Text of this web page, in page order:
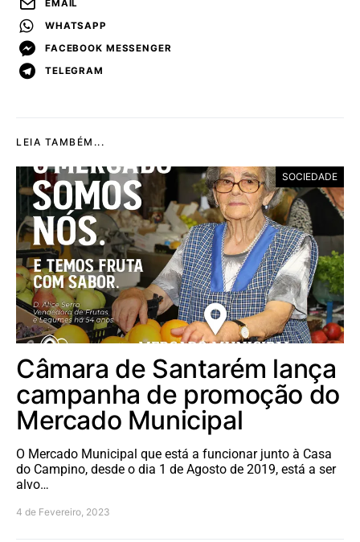
EMAIL
WHATSAPP
FACEBOOK MESSENGER
TELEGRAM
LEIA TAMBÉM...
SOCIEDADE
Câmara de Santarém lança
campanha de promoção do
Mercado Municipal
O Mercado Municipal que está a funcionar junto à Casa
do Campino, desde o dia 1 de Agosto de 2019, está a ser
alvo…
4 de Fevereiro, 2023